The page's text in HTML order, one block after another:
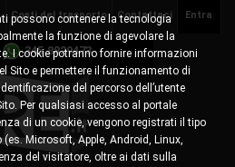
Entra
Contattaci
Costi del trasporto
345.8829473
possono contenere la tecnologia
la funzione di agevolare la
I cookie potranno fornire informazioni
Sito e permettere il funzionamento di
del percorso dell’utente
Per qualsiasi accesso al portale
di un cookie, vengono registrati il tipo
Microsoft, Apple, Android, Linux,
del visitatore, oltre ai dati sulla